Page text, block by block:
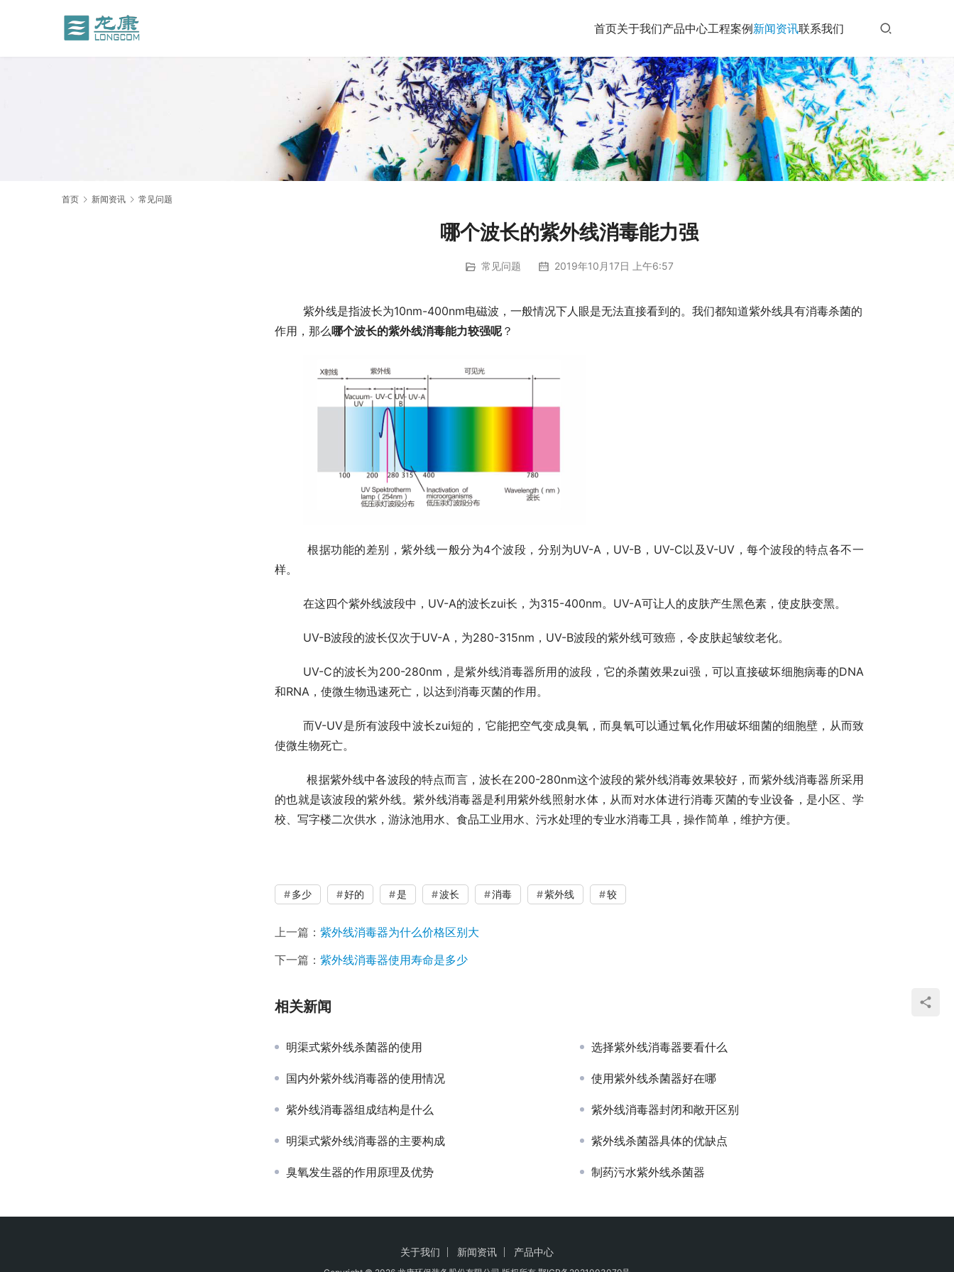
首页关于我们产品中心工程案例新闻资讯联系我们
首页 新闻资讯 常见问题
哪个波长的紫外线消毒能力强
常见问题 2019年10月17日 上午6:57
作用，那么哪个波长的紫外线消毒能力较强呢？
样。
在这四个紫外线波段中， UV-A的波长zui长，为315-400nm。 UV-A可让人的皮肤产生黑色素，使皮肤变黑。
	UV-B
波段的波长仅次于UV-A ，为280-315nm ， UV-B波段的紫外线可致癌，令皮肤起皱纹老化。
	UV-C
的波长为200-280nm ，是紫外线消毒器所用的波段，它的杀菌效果zui强，可以直接破坏细胞病毒的DNA
和RNA ，使微生物迅速死亡，以达到消毒灭菌的作用。
而V-UV是所有波段中波长zui短的，它能把空气变成臭氧，而臭氧可以通过氧化作用破坏细菌的细胞壁，从而致
使微生物死亡。
的也就是该波段的紫外线。紫外线消毒器是利用紫外线照射水体，从而对水体进行消毒灭菌的专业设备，是小区、学
校、写字楼二次供水，游泳池用水、食品工业用水、污水处理的专业水消毒工具，操作简单，维护方便。
多少 好的 是 波长 消毒 紫外线 较
上一篇： 紫外线消毒器为什么价格区别大
下一篇： 紫外线消毒器使用寿命是多少
相关新闻
明渠式紫外线杀菌器的使用 选择紫外线消毒器要看什么
国内外紫外线消毒器的使用情况 使用紫外线杀菌器好在哪
紫外线消毒器组成结构是什么 紫外线消毒器封闭和敞开区别
明渠式紫外线消毒器的主要构成 紫外线杀菌器具体的优缺点
臭氧发生器的作用原理及优势 制药污水紫外线杀菌器
关于我们 新闻资讯 产品中心